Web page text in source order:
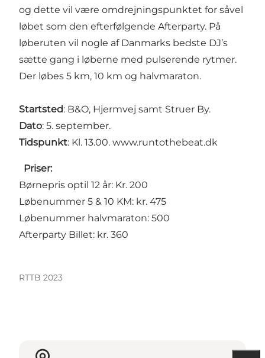
og dette vil være omdrejningspunktet for såvel
løbet som den efterfølgende Afterparty. På
løberuten vil nogle af Danmarks bedste DJ’s
sætte gang i løberne med pulserende rytmer.
Der løbes 5 km, 10 km og halvmaraton.
Startsted: B&O, Hjermvej samt Struer By.
Dato: 5. september.
Tidspunkt: Kl. 13.00. www.runtothebeat.dk
Priser:
Børnepris optil 12 år: Kr. 200
Løbenummer 5 & 10 KM: kr. 475
Løbenummer halvmaraton: 500
Afterparty Billet: kr. 360
RTTB 2023